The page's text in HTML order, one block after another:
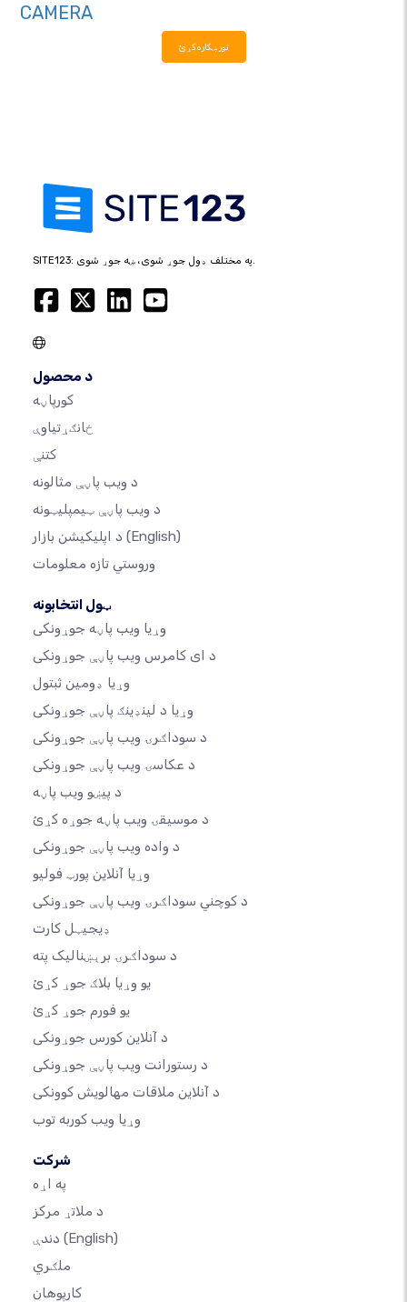
CAMERA
نور ښکاره کړئ
SITE123: په مختلف ډول جوړ شوی، ښه جوړ شوی.
د محصول
کورپاڼه
ځانګړتیاوې
کتنې
د ویب پاڼې مثالونه
د ویب پاڼې ټیمپلیټونه
(English)
وروستي تازه معلومات
ټول انتخابونه
وړیا ویب پاڼه جوړونکی
د ای کامرس ویب پاڼې جوړونکی
وړیا ډومین ثبتول
وړیا د لینډینګ پاڼې جوړونکی
د سوداګرۍ ویب پاڼې جوړونکی
د عکاسۍ ویب پاڼې جوړونکی
د پیښو ویب پاڼه
د موسیقۍ ویب پاڼه جوړه کړئ
د واده ویب پاڼې جوړونکی
وړیا آنلاین پورټ فولیو
د کوچني سوداګرۍ ویب پاڼې جوړونکی
ډیجیټل کارت
د سوداګرۍ برېښنالیک پته
یو وړیا بلاګ جوړ کړئ
یو فورم جوړ کړئ
د آنلاین کورس جوړونکی
د رستورانت ویب پاڼې جوړونکی
د آنلاین ملاقات مهالویش کوونکی
وړیا ویب کوربه توب
شرکت
په اړه
د ملاتړ مرکز
(English)
ملګري
کارپوهان